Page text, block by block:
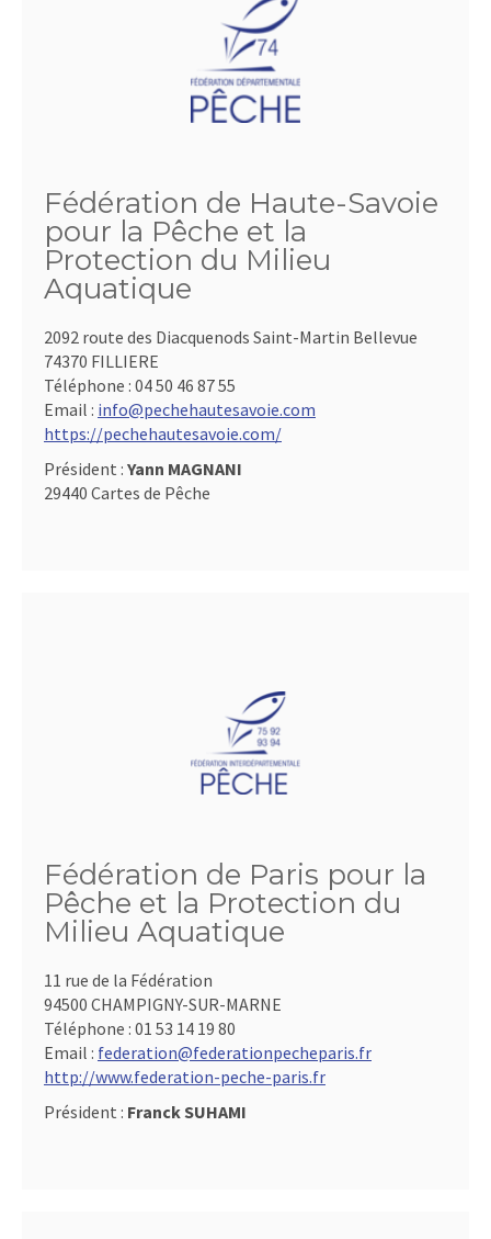
Fédération de Haute-Savoie
pour la Pêche et la
Protection du Milieu
Aquatique
2092 route des Diacquenods Saint-Martin Bellevue
74370 FILLIERE
Téléphone : 04 50 46 87 55
Email : info@pechehautesavoie.com
https://pechehautesavoie.com/
Président : Yann MAGNANI
29440 Cartes de Pêche
Fédération de Paris pour la
Pêche et la Protection du
Milieu Aquatique
11 rue de la Fédération
94500 CHAMPIGNY-SUR-MARNE
Téléphone : 01 53 14 19 80
Email : federation@federationpecheparis.fr
http://www.federation-peche-paris.fr
Président : Franck SUHAMI